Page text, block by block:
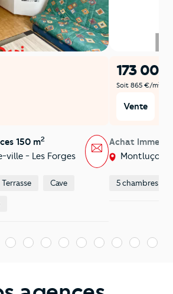
150 m2
ville - Les Forges
Message
Terrasse Cave
173 000
Soit 865 €/m2
Vente
Achat
Montluçon
5 chambres
5 6 7 8 9 10 11 12 13